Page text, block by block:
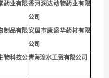
药业有限香河润达动物药业有限
公司
制品有限安国市康盛华药材有限
公司
物科技公青海湟水工贸有限公司